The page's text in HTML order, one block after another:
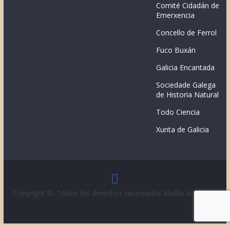
Comité Cidadán de
Emerxencia
Concello de Ferrol
Fuco Buxán
Galicia Encantada
Sociedade Galega
de Historia Natural
Todo Ciencia
Xunta de Galicia